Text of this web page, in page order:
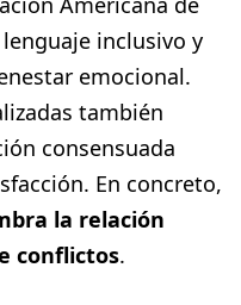
inclusivo y
emocional.
también
consensuada
En concreto,
la relación
conflictos.